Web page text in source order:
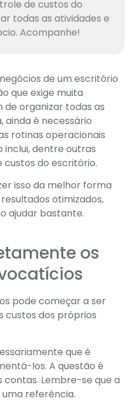
de custos do
todas as atividades e
Acompanhe!
de um escritório
que exige muita
de organizar todas as
ainda é necessário
rotinas operacionais
inclui, dentre outras
custos do escritório.
isso da melhor forma
otimizados,
ajudar bastante.
os
pode começar a ser
custos dos próprios
que é
los. A questão é
Lembre-se que a
referência.